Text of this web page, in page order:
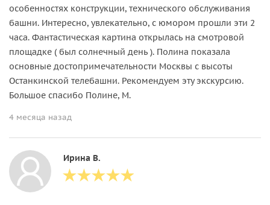
особенностях конструкции, технического обслуживания
башни. Интересно, увлекательно, с юмором прошли эти 2
часа. Фантастическая картина открылась на смотровой
площадке ( был солнечный день ). Полина показала
основные достопримечательности Москвы с высоты
Останкинской телебашни. Рекомендуем эту экскурсию.
Большое спасибо Полине, М.
4 месяца назад
Ирина В.